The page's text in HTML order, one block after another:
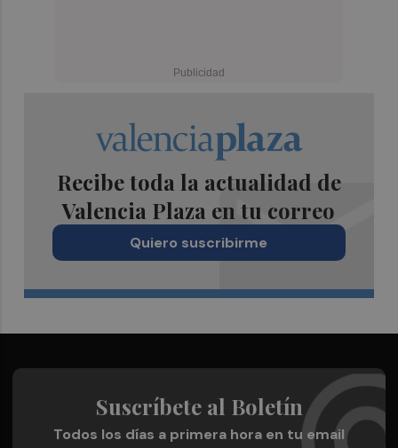
Recibe toda la actualidad de
Valencia Plaza en tu correo
Quiero suscribirme
Suscríbete al Boletín
Todos los días a primera hora en tu email